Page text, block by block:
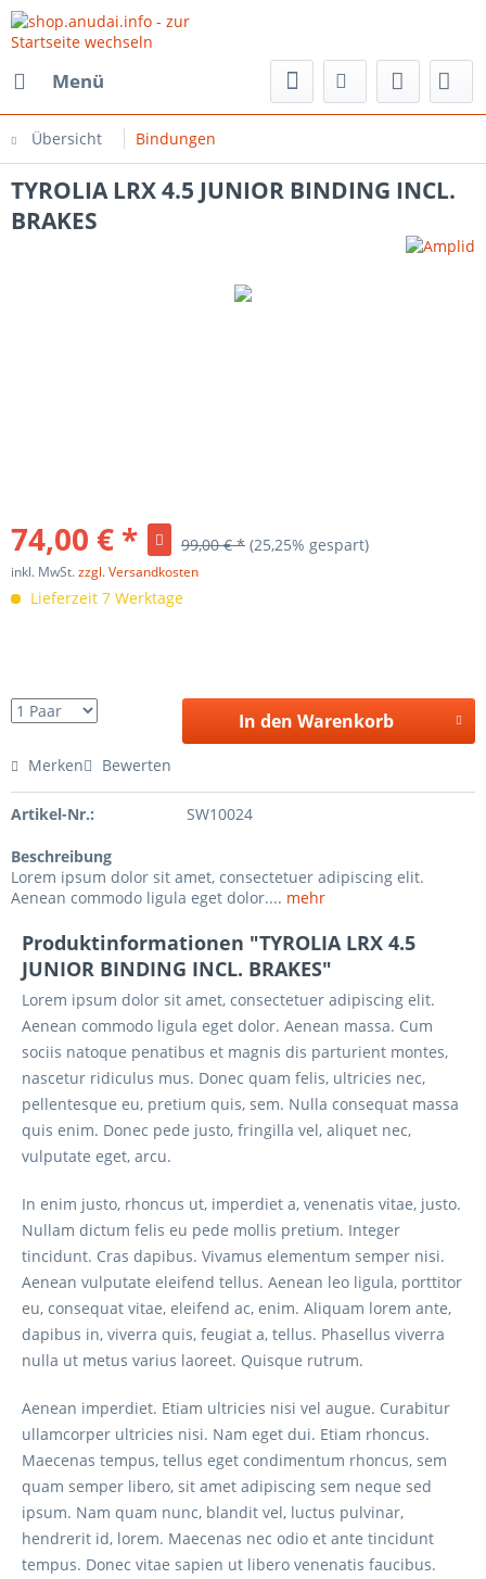
Menü
Übersicht Bindungen
TYROLIA LRX 4.5 JUNIOR BINDING INCL.
BRAKES
74,00 € * 99,00 € * (25,25% gespart)
inkl. MwSt.zzgl. Versandkosten
Lieferzeit 7 Werktage
In den Warenkorb
Merken Bewerten
Artikel-Nr.: SW10024
Beschreibung
Lorem ipsum dolor sit amet, consectetuer adipiscing elit.
Aenean commodo ligula eget dolor.... mehr
Produktinformationen "TYROLIA LRX 4.5
JUNIOR BINDING INCL. BRAKES"
Lorem ipsum dolor sit amet, consectetuer adipiscing elit.
Aenean commodo ligula eget dolor. Aenean massa. Cum
sociis natoque penatibus et magnis dis parturient montes,
nascetur ridiculus mus. Donec quam felis, ultricies nec,
pellentesque eu, pretium quis, sem. Nulla consequat massa
quis enim. Donec pede justo, fringilla vel, aliquet nec,
vulputate eget, arcu.
In enim justo, rhoncus ut, imperdiet a, venenatis vitae, justo.
Nullam dictum felis eu pede mollis pretium. Integer
tincidunt. Cras dapibus. Vivamus elementum semper nisi.
Aenean vulputate eleifend tellus. Aenean leo ligula, porttitor
eu, consequat vitae, eleifend ac, enim. Aliquam lorem ante,
dapibus in, viverra quis, feugiat a, tellus. Phasellus viverra
nulla ut metus varius laoreet. Quisque rutrum.
Aenean imperdiet. Etiam ultricies nisi vel augue. Curabitur
ullamcorper ultricies nisi. Nam eget dui. Etiam rhoncus.
Maecenas tempus, tellus eget condimentum rhoncus, sem
quam semper libero, sit amet adipiscing sem neque sed
ipsum. Nam quam nunc, blandit vel, luctus pulvinar,
hendrerit id, lorem. Maecenas nec odio et ante tincidunt
tempus. Donec vitae sapien ut libero venenatis faucibus.